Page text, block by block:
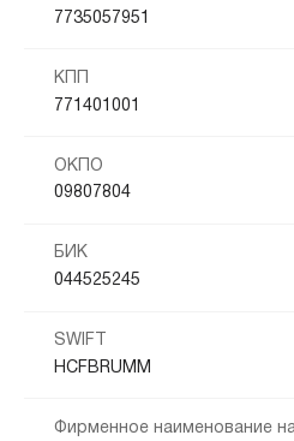
7735057951
КПП
771401001
ОКПО
09807804
БИК
044525245
SWIFT
HCFBRUMM
Фирменное наименование